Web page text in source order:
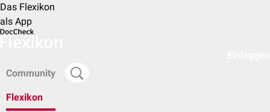
Das Flexikon
als App
Community
Flexikon